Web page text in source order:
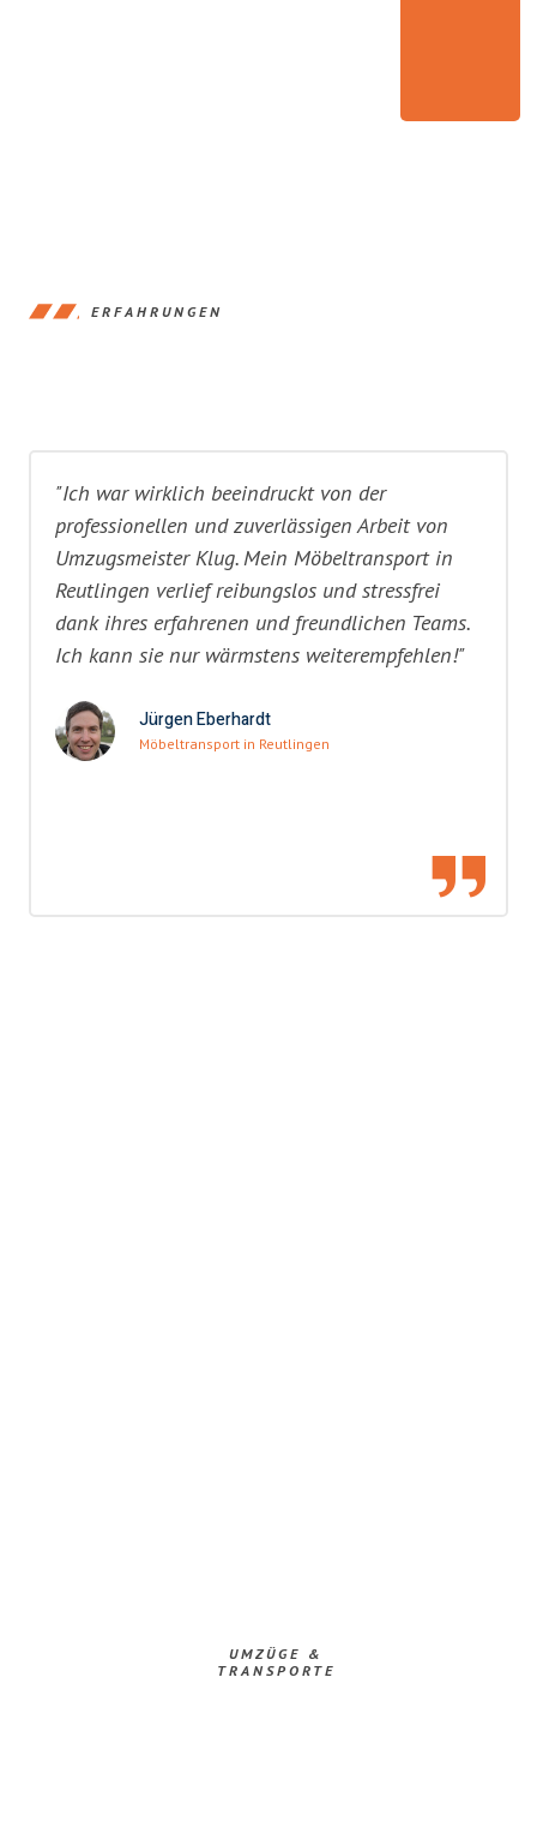
ERFAHRUNGEN
"Ich war wirklich beeindruckt von der
professionellen und zuverlässigen Arbeit von
Umzugsmeister Klug. Mein Möbeltransport in
Reutlingen verlief reibungslos und stressfrei
dank ihres erfahrenen und freundlichen Teams.
Ich kann sie nur wärmstens weiterempfehlen!"
Jürgen Eberhardt
Möbeltransport in Reutlingen
UMZÜGE &
TRANSPORTE